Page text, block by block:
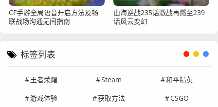
CF手游全局语音开启方法及畅
联战场沟通无间指南
山海逆战235话激战再燃至239
话风云变幻
标签列表
王者荣耀 Steam
和平精英
游戏体验
获取方法 CSGO